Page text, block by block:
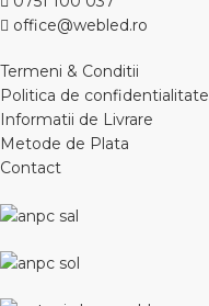
office@webled.ro
Termeni & Conditii
Politica de confidentialitate
Informatii de Livrare
Metode de Plata
Contact